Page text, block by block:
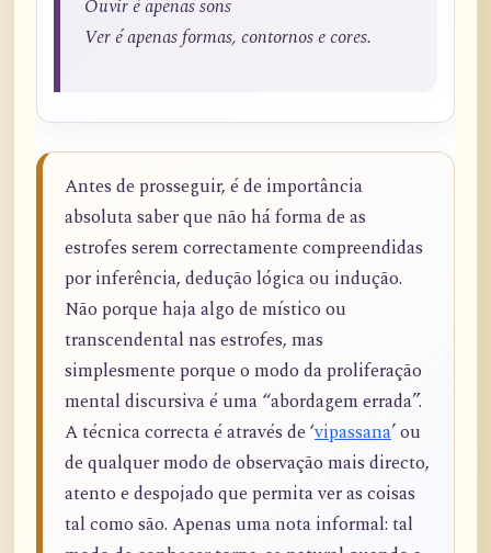
Ouvir é apenas sons
Ver é apenas formas, contornos e cores.
Antes de prosseguir, é de importância
absoluta saber que não há forma de as
estrofes serem correctamente compreendidas
por inferência, dedução lógica ou indução.
Não porque haja algo de místico ou
transcendental nas estrofes, mas
simplesmente porque o modo da proliferação
mental discursiva é uma “abordagem errada”.
A técnica correcta é através de ‘vipassana’ ou
de qualquer modo de observação mais directo,
atento e despojado que permita ver as coisas
tal como são. Apenas uma nota informal: tal